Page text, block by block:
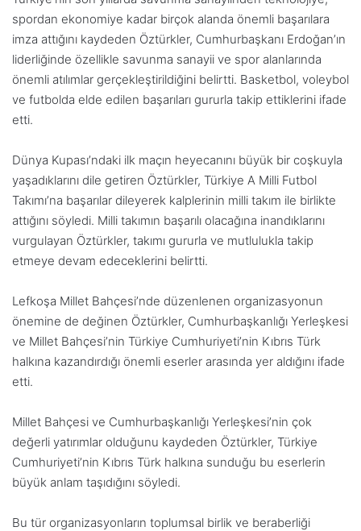
spordan ekonomiye kadar birçok alanda önemli başarılara
imza attığını kaydeden Öztürkler, Cumhurbaşkanı Erdoğan’ın
liderliğinde özellikle savunma sanayii ve spor alanlarında
önemli atılımlar gerçekleştirildiğini belirtti. Basketbol, voleybol
ve futbolda elde edilen başarıları gururla takip ettiklerini ifade
etti.
Dünya Kupası’ndaki ilk maçın heyecanını büyük bir coşkuyla
yaşadıklarını dile getiren Öztürkler, Türkiye A Milli Futbol
Takımı’na başarılar dileyerek kalplerinin milli takım ile birlikte
attığını söyledi. Milli takımın başarılı olacağına inandıklarını
vurgulayan Öztürkler, takımı gururla ve mutlulukla takip
etmeye devam edeceklerini belirtti.
Lefkoşa Millet Bahçesi’nde düzenlenen organizasyonun
önemine de değinen Öztürkler, Cumhurbaşkanlığı Yerleşkesi
ve Millet Bahçesi’nin Türkiye Cumhuriyeti’nin Kıbrıs Türk
halkına kazandırdığı önemli eserler arasında yer aldığını ifade
etti.
Millet Bahçesi ve Cumhurbaşkanlığı Yerleşkesi’nin çok
değerli yatırımlar olduğunu kaydeden Öztürkler, Türkiye
Cumhuriyeti’nin Kıbrıs Türk halkına sunduğu bu eserlerin
büyük anlam taşıdığını söyledi.
Bu tür organizasyonların toplumsal birlik ve beraberliği